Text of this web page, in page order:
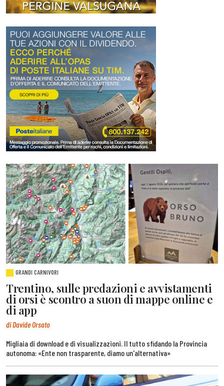
GRANDI CARNIVORI
Trentino, sulle predazioni e avvistamenti
di orsi è scontro a suon di mappe online e
di app
di Davide Orsato
Migliaia di download e di visualizzazioni. Il tutto sfidando la Provincia
autonoma: «Ente non trasparente, diamo un'alternativa»